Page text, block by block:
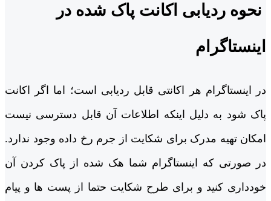
نحوه ردیابی اکانت پاک شده در
اینستاگرام
در اینستاگرام هر اکانتی قابل ردیابی است؛ اما اگر اکانت
پاک شود به دلیل اینکه اطلاعات آن قابل دسترسی نیست
امکان تهیه مدرک برای شکایت از جرم رخ داده وجود ندارد.
در صورتی که اینستاگرام شما هک شده از پاک کردن آن
خودداری کنید و برای طرح شکایت حتما از پست ‌ها و پیام